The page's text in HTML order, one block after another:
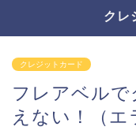
クレ
クレジットカード
フレアベル
えない！（エ